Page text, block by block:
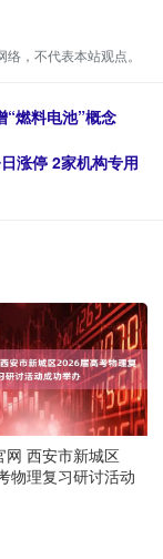
，不代表本站观点。
“燃料电池”概念
涨停 2家机构专用
网 西安市新城区
物理复习研讨活动